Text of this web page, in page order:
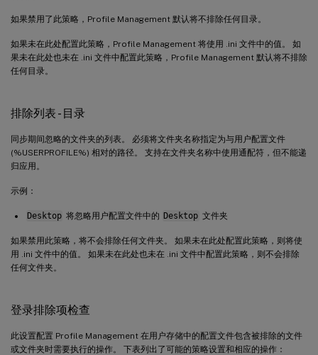
如果禁用了此策略，Profile Management 默认将不排除任何目录。
如果未在此处配置此策略，Profile Management 将使用 .ini 文件中的值。 如
果未在此处也未在 .ini 文件中配置此策略，Profile Management 默认将不排除
任何目录。
排除列表 - 目录
同步期间忽略的文件夹的列表。 必须将文件夹名称指定为与用户配置文件
(%USERPROFILE%) 相对的路径。 支持在文件夹名称中使用通配符，但不能递
归应用。
示例：
Desktop 将忽略用户配置文件中的 Desktop 文件夹
如果禁用此策略，将不会排除任何文件夹。 如果未在此处配置此策略，则将使
用 .ini 文件中的值。 如果未在此处也未在 .ini 文件中配置此策略，则不会排除
任何文件夹。
登录排除项检查
此设置配置 Profile Management 在用户存储中的配置文件包含被排除的文件
或文件夹时需要执行的操作。 下表列出了可能的策略设置和相应的操作：